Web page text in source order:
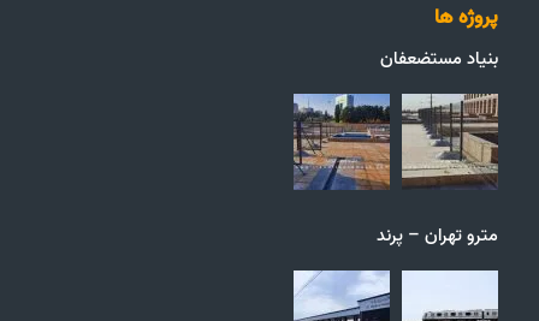
پروژه ها
بنیاد مستضعفان
مترو تهران – پرند